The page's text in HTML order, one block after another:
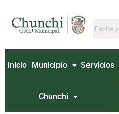
contenido
Inicio Municipio Servicios
Chunchi